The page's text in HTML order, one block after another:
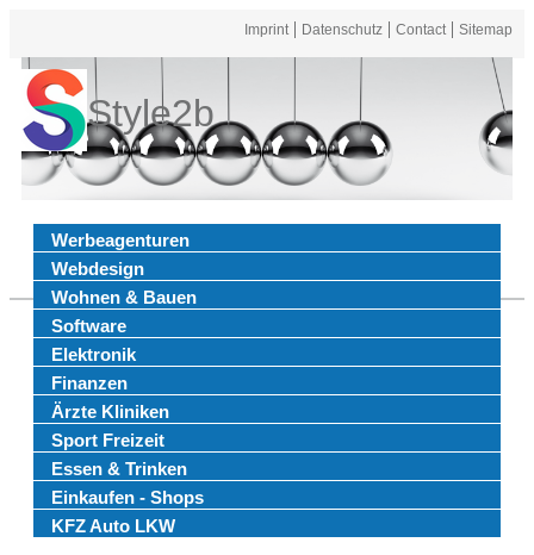
Imprint Datenschutz Contact Sitemap
Style2b
Werbeagenturen
Webdesign
Wohnen & Bauen
Software
Elektronik
Finanzen
Ärzte Kliniken
Sport Freizeit
Essen & Trinken
Einkaufen - Shops
KFZ Auto LKW